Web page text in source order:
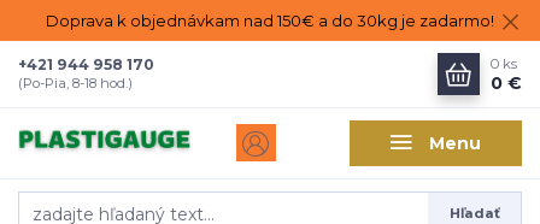
Doprava k objednávkam nad 150€ a do 30kg je zadarmo!
Menu
Hľadať
+421 944 958 170
(Po-Pia, 8-18 hod.)
0 ks
0 €